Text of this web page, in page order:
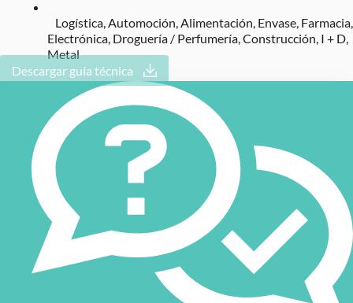
Logística Automoción Alimentación Envase Farmacia
Electrónica Droguería / Perfumería Construcción I + D
Metal
Descargar guía técnica